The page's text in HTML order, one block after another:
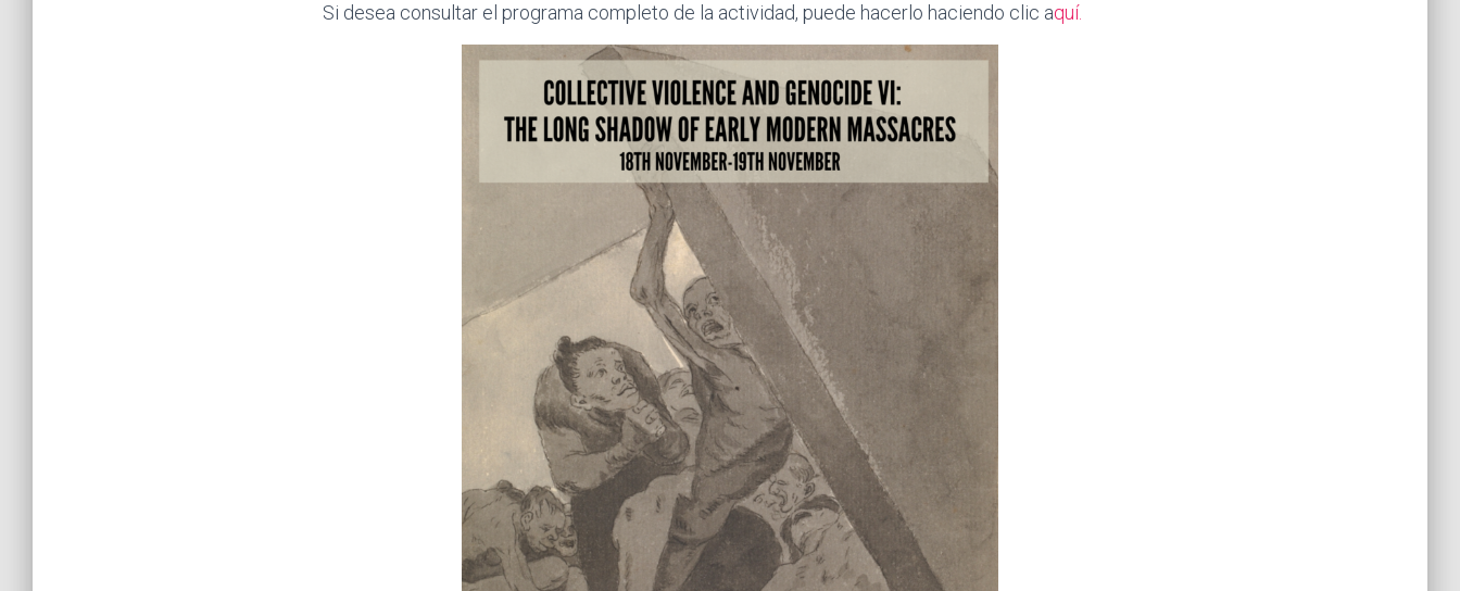
Si desea consultar el programa completo de la actividad, puede hacerlo haciendo clic aquí.